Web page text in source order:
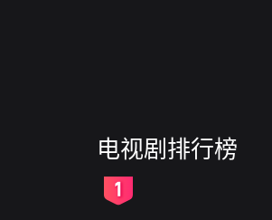
电视剧排行榜